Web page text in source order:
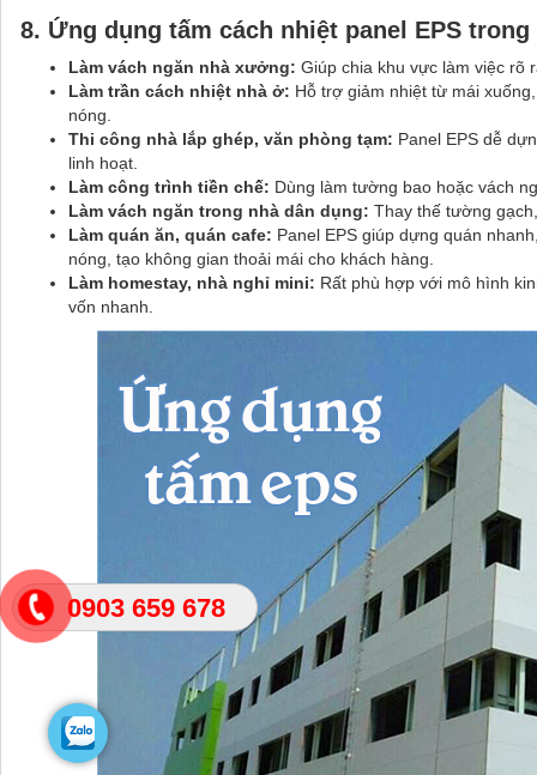
0903 659 678
8. Ứng dụng tấm cách nhiệt panel EPS
Làm vách ngăn nhà xưởng: Giúp chia khu vực làm việc rõ
Làm trần cách nhiệt nhà ở: Hỗ trợ giảm nhiệt từ mái
nóng.
Thi công nhà lắp ghép, văn phòng tạm: Panel EPS dễ
linh hoạt.
Làm công trình tiền chế: Dùng làm tường bao hoặc vách
Làm vách ngăn trong nhà dân dụng: Thay thế tường
Làm quán ăn, quán cafe: Panel EPS giúp dựng quán
nóng, tạo không gian thoải mái cho khách hàng.
Làm homestay, nhà nghỉ mini: Rất phù hợp với mô hình
vốn nhanh.